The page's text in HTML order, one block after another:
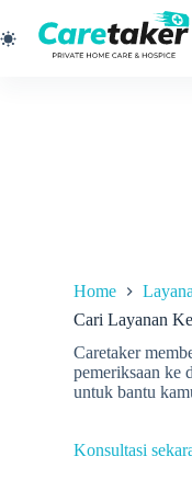
to
content
Home
Cari Layanan
Caretaker
pemeriksaan ke
untuk bantu
Konsultasi